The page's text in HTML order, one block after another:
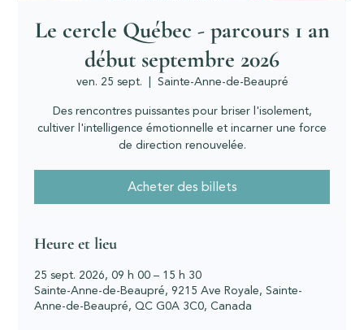
Le cercle Québec - parcours 1 an
début septembre 2026
ven. 25 sept.
  |
Sainte-Anne-de-Beaupré
Des rencontres puissantes pour briser l'isolement,
cultiver l'intelligence émotionnelle et incarner une force
de direction renouvelée.
Acheter des billets
Heure et lieu
25 sept. 2026, 09 h 00 – 15 h 30
Sainte-Anne-de-Beaupré, 9215 Ave Royale, Sainte-
Anne-de-Beaupré, QC G0A 3C0, Canada